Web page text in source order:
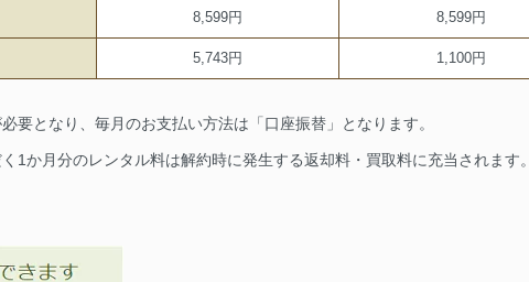
8,599円 8,599円
5,743円 1,100円
要となり、毎月のお支払い方法は「口座振替」となります。
1か月分のレンタル料は解約時に発生する返却料・買取料に充当されます